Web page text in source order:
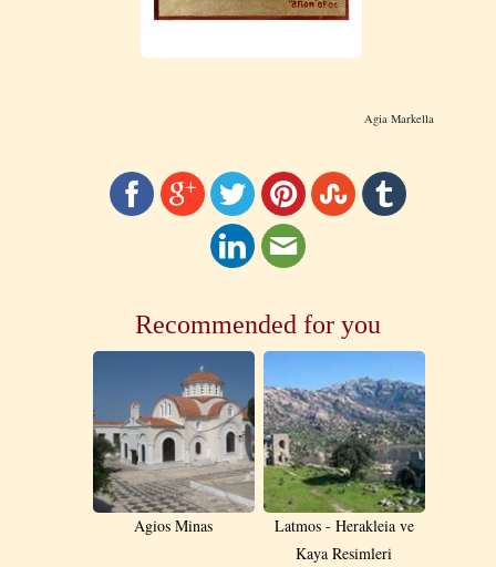
Agia Markella
Recommended for you
Agios Minas
Latmos - Herakleia ve
Kaya Resimleri